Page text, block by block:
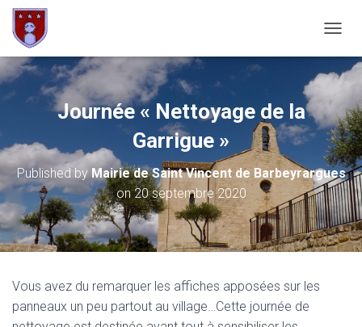
Journée « Nettoyage de la
Garrigue »
Published byMairie de Saint Vincent de Barbeyrargues
on20 septembre 2020
Vous avez du remarquer les affiches apposées sur les
panneaux un peu partout au village…Cette journée de